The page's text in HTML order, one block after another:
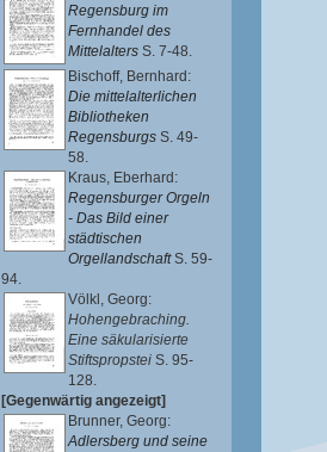
Regensburg im
Fernhandel des
Mittelalters S. 7-48.
Bischoff, Bernhard :
Die mittelalterlichen
Bibliotheken
Regensburgs S. 49-
58.
Kraus, Eberhard :
Regensburger Orgeln
- Das Bild einer
städtischen
OrgellandschaftS. 59-
94.
Völkl, Georg:
Hohengebraching.
Eine säkularisierte
Stiftspropstei S. 95-
128.
[Gegenwärtig angezeigt]
Brunner, Georg:
Adlersberg und seine